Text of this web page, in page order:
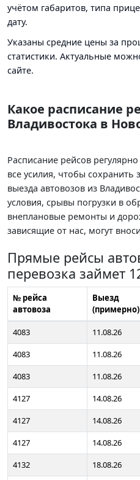
учётом габаритов, типа
дату.
Указаны средние цены за
статистики. Актуальные
сайте.
Какое расписание
Владивостока в
Расписание рейсов
все усилия, чтобы сохранить
выезда автовозов из
условия, срывы погрузки в
внеплановые ремонты и
зависящие от нас, могут
Прямые рейсы
перевозка займет
№ рейса
автовоза
Выезд
(примерно)
4083 11.08.26
4083
11.08.26
4083
11.08.26
4127
14.08.26
4127
14.08.26
4127
14.08.26
4132
18.08.26